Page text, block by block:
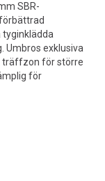
SBR-
tyginklädda
Umbros exklusiva
träffzon för större
för